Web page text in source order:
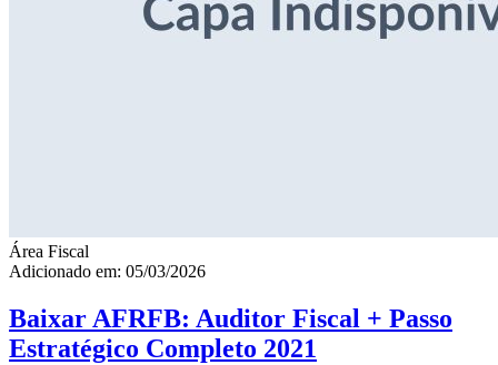
Área Fiscal
Adicionado em: 05/03/2026
Baixar AFRFB: Auditor Fiscal + Passo
Estratégico Completo 2021